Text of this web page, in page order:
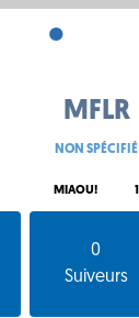
•
MFLR
NON SPÉCIFIÉ
MIAOU! 1
0
Suiveurs